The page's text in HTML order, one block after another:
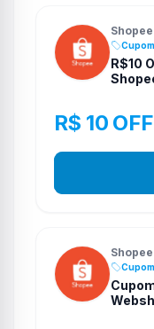
Shopee
R$10
R$ 10 OFF
Shopee